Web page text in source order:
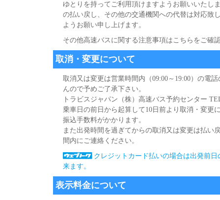
ゆとりを持ってご利用頂けますようお願いいたし
の払い戻し、その他の交通機関への代替は対応致
ようお願い申し上げます。
その他高速バスに関する注意事項はこちらを
取消・変更について
取消又は変更は営業時間内（09:00～19:00）の電
んので予めご了承下さい。
トラビスジャパン（株）高速バス予約センター
乗車日の前日から起算して10日前より取消・変更
振込手数料がかかります。
また出発時間を過ぎてからの取消又は変更は払い
間内にご連絡ください。
クレジットカード払いの場合は出発前
来ます。
表示料金について